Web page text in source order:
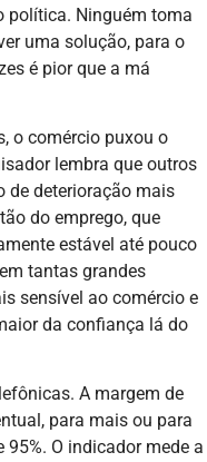
política. Ninguém toma
uma solução, para o
é pior que a má
o comércio puxou o
lembra que outros
de deterioração mais
do emprego, que
estável até pouco
tantas grandes
sensível ao comércio e
da confiança lá do
A margem de
para mais ou para
O indicador mede a